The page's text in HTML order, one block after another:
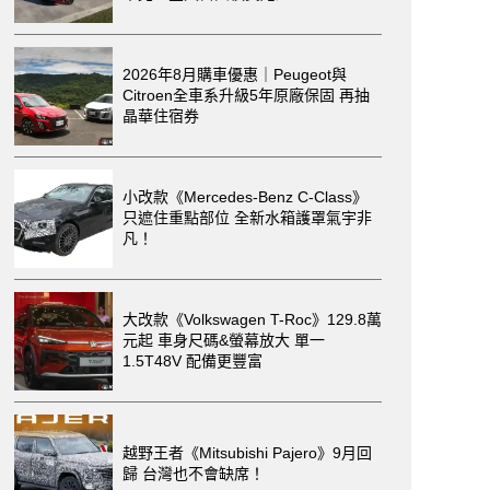
2026年8月購車優惠｜Peugeot與
Citroen全車系升級5年原廠保固 再抽
晶華住宿券
小改款《Mercedes-Benz C-Class》
只遮住重點部位 全新水箱護罩氣宇非
凡！
大改款《Volkswagen T-Roc》129.8萬
元起 車身尺碼&螢幕放大 單一
1.5T48V 配備更豐富
越野王者《Mitsubishi Pajero》9月回
歸 台灣也不會缺席！